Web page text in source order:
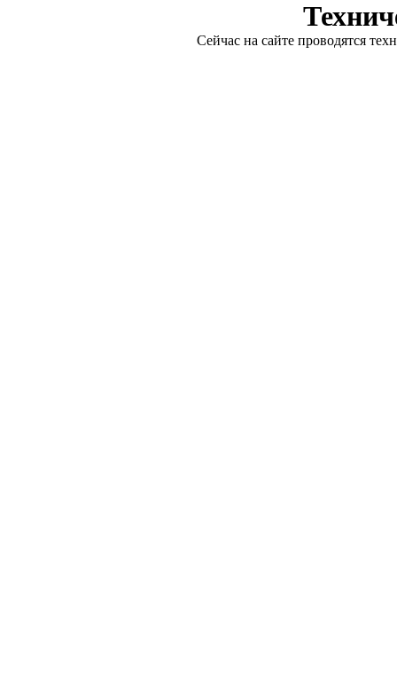
Сейчас на сайте проводятся